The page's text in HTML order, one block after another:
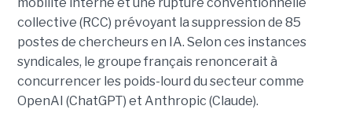
collective (RCC) prévoyant la suppression de 85
postes de chercheurs en IA. Selon ces instances
syndicales, le groupe français renoncerait à
concurrencer les poids-lourd du secteur comme
OpenAI (ChatGPT) et Anthropic (Claude).